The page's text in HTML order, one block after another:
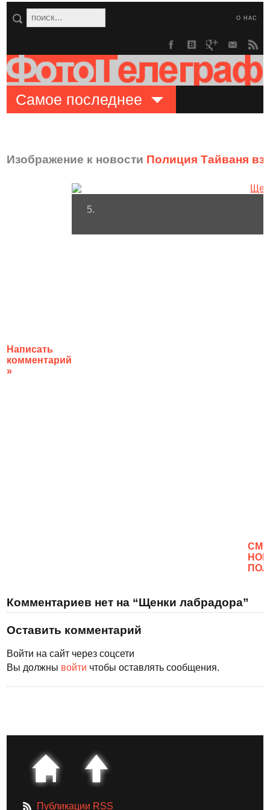
О НАС
Самое последнее
Изображение к новости Полиция Тайваня
Написать
комментарий
»
5.
Комментариев нет на “Щенки лабрадора”
Оставить комментарий
Войти на сайт через соцсети
Вы должны войти чтобы оставлять сообщения.
Публикации RSS